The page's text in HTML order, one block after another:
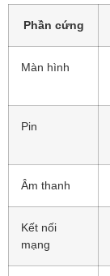
Phần cứng
Màn hình
Pin
Âm thanh
Kết nối
mạng